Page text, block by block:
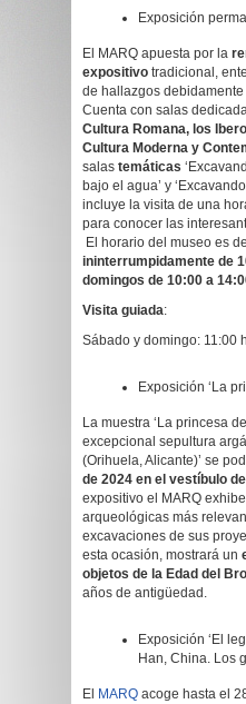
Exposición
El MARQ apuesta por la
expositivo tradicional,
de hallazgos
Cuenta con salas
Cultura Romana, los
Cultura Moderna y
salas temáticas
bajo el agua’ y
incluye la visita de una
para conocer las
El horario del museo es de
ininterrumpidamente de
domingos de 10:00 a
Visita guiada:
Sábado y domingo: 11:00
Exposición ‘La
La muestra ‘La princesa
excepcional sepultura
(Orihuela, Alicante)’ se
de 2024 en el vestíbulo
expositivo el MARQ
arqueológicas más
excavaciones de sus
esta ocasión, mostrará un
objetos de la Edad del
años de antigüedad.
Exposición ‘El
Han, China. Los
El MARQ acoge hasta el